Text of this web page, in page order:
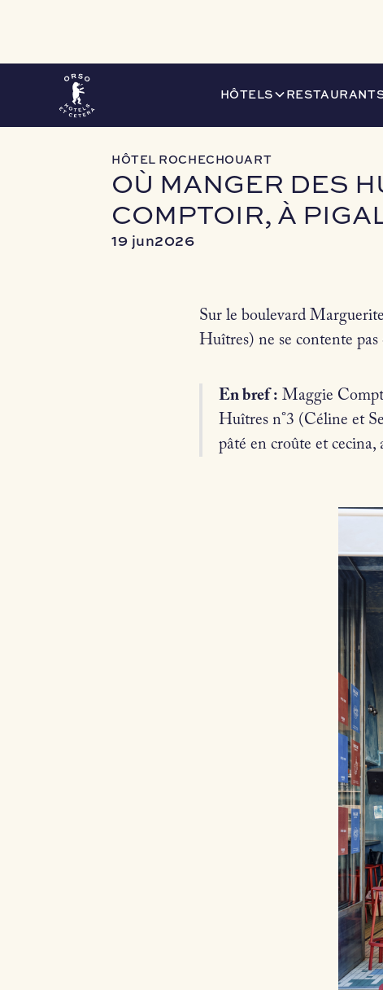
HÔTELS
LE JOURNAL
HÔTEL ROCHECHOUART
OÙ MANGER DES
COMPTOIR, À
19 jun2026
Sur le boulevard
Huîtres) ne se contente
En bref : Maggie
Huîtres n°3 (Céline et
pâté en croûte et cecina,